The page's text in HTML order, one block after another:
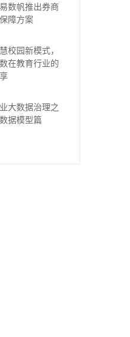
数帆推出券商
障方案
校园新模式，
在教育行业的
大数据治理之
据模型篇